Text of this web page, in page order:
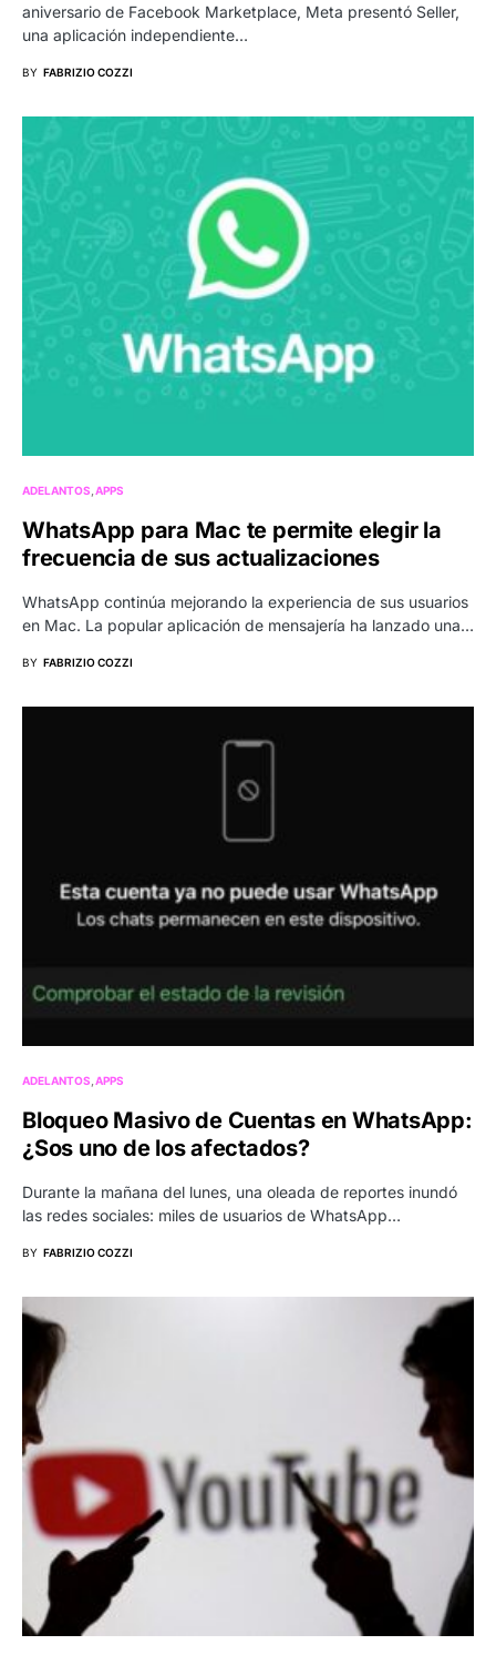
aniversario de Facebook Marketplace, Meta presentó Seller,
una aplicación independiente…
BY FABRIZIO COZZI
ADELANTOS APPS
WhatsApp para Mac te permite elegir la
frecuencia de sus actualizaciones
WhatsApp continúa mejorando la experiencia de sus usuarios
en Mac. La popular aplicación de mensajería ha lanzado una…
BY FABRIZIO COZZI
ADELANTOS APPS
Bloqueo Masivo de Cuentas en WhatsApp:
¿Sos uno de los afectados?
Durante la mañana del lunes, una oleada de reportes inundó
las redes sociales: miles de usuarios de WhatsApp…
BY FABRIZIO COZZI